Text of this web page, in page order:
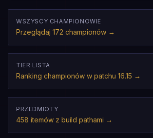
WSZYSCY CHAMPIONOWIE
Przeglądaj 172 championów →
TIER LISTA
Ranking championów w patchu 16.15 →
PRZEDMIOTY
458 itemów z build pathami →